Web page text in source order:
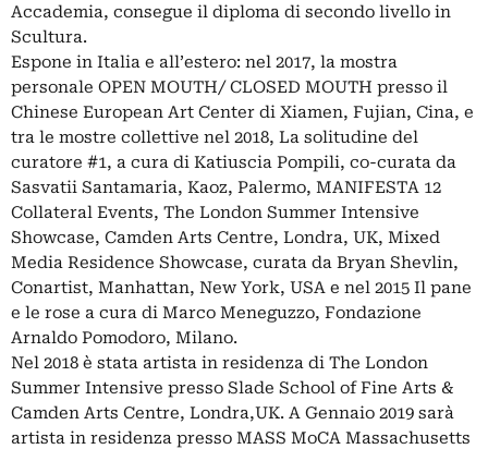
Accademia, consegue il diploma di secondo livello in
Scultura.
Espone in Italia e all’estero: nel 2017, la mostra
personale OPEN MOUTH/ CLOSED MOUTH presso il
Chinese European Art Center di Xiamen, Fujian, Cina, e
tra le mostre collettive nel 2018, La solitudine del
curatore #1, a cura di Katiuscia Pompili, co-curata da
Sasvatii Santamaria, Kaoz, Palermo, MANIFESTA 12
Collateral Events, The London Summer Intensive
Showcase, Camden Arts Centre, Londra, UK, Mixed
Media Residence Showcase, curata da Bryan Shevlin,
Conartist, Manhattan, New York, USA e nel 2015 Il pane
e le rose a cura di Marco Meneguzzo, Fondazione
Arnaldo Pomodoro, Milano.
Nel 2018 è stata artista in residenza di The London
Summer Intensive presso Slade School of Fine Arts &
Camden Arts Centre, Londra,UK. A Gennaio 2019 sarà
artista in residenza presso MASS MoCA Massachusetts